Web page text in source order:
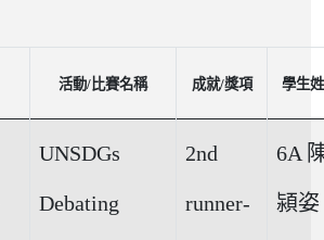
活動/比賽名稱 成就/獎項 學生
UNSDGs
Debating
2nd
runner-
6A
潁姿